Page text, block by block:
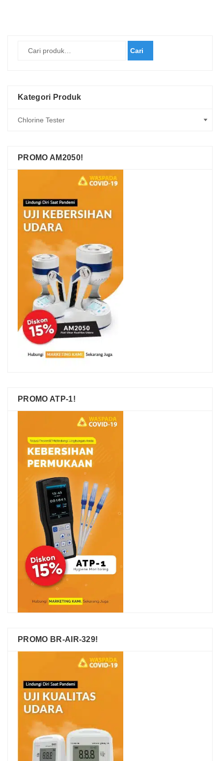
Cari
Kategori Produk
PROMO AM2050!
PROMO ATP-1!
PROMO BR-AIR-329!